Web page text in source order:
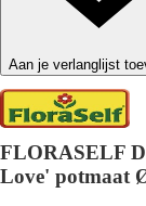
FLORASELF
Love' potmaat